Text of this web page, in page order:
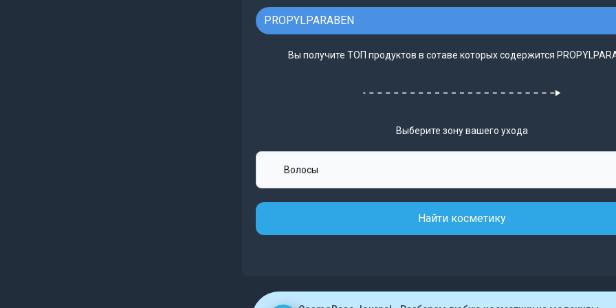
PROPYLPARABEN
Вы получите ТОП продуктов в сотаве которых содержится
Выберите зону вашего ухода
Найти косметику